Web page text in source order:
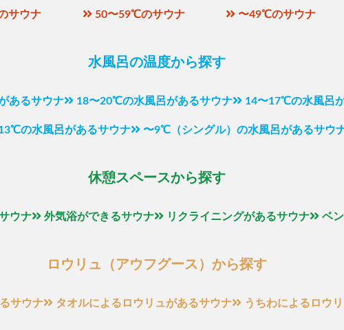
サウナ 50〜59℃のサウナ 〜49℃のサウナ
水風呂の温度から探す
あるサウナ 18〜20℃の水風呂があるサウナ 14〜17℃の水風呂
の水風呂があるサウナ 〜9℃（シングル）の水風呂があるサウ
休憩スペースから探す
ウナ 外気浴ができるサウナ リクライニングがあるサウナ ベ
ロウリュ（アウフグース）から探す
サウナ タオルによるロウリュがあるサウナ うちわによるロウ